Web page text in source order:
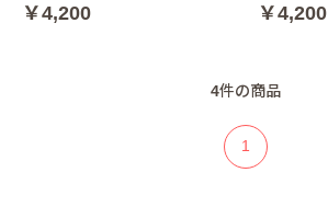
￥4,200 ￥4,200
4件の商品
1